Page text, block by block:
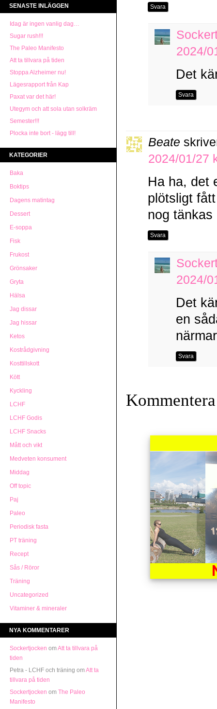
SENASTE INLÄGGEN
Idag är ingen vanlig dag…
Sugar rush!!!
The Paleo Manifesto
Att ta tillvara på tiden
Stoppa Alzheimer nu!
Lägesrapport från Kap
Paxat var det här!
Utegym och att sola utan solkräm
Semester!!!
Plocka inte bort - lägg till!
KATEGORIER
Baka
Boktips
Dagens matintag
Dessert
E-soppa
Fisk
Frukost
Grönsaker
Gryta
Hälsa
Jag dissar
Jag hissar
Ketos
Kostrådgivning
Kosttillskott
Kött
Kyckling
LCHF
LCHF Godis
LCHF Snacks
Mått och vikt
Medveten konsument
Middag
Off topic
Paj
Paleo
Periodisk fasta
PT träning
Recept
Sås / Röror
Träning
Uncategorized
Vitaminer & mineraler
NYA KOMMENTARER
Sockertjocken omAtt ta tillvara på
tiden
Petra - LCHF och träning omAtt ta
tillvara på tiden
Sockertjocken om The Paleo
Manifesto
Svara
2024/
Det
Svara
Beate
2024/01/27
Ha ha, det
plötsligt
nog
Svara
2024/
Det
en
Svara
Kommentera